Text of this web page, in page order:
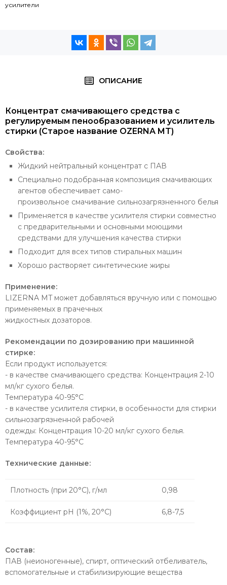
усилители
ОПИСАНИЕ
Концентрат смачивающего средства с
регулируемым пенообразованием и усилитель
стирки (Старое название OZERNA MT)
Свойства:
Жидкий нейтральный концентрат с ПАВ
Специально подобранная композиция смачивающих
агентов обеспечивает само-
произвольное смачивание сильнозагрязненного белья
Применяется в качестве усилителя стирки совместно
с предварительными и основными моющими
средствами для улучшения качества стирки
Подходит для всех типов стиральных машин
Хорошо растворяет синтетические жиры
Применение:
LIZERNA MT может добавляться вручную или с помощью
применяемых в прачечных
жидкостных дозаторов.
Рекомендации по дозированию при машинной
стирке:
Если продукт используется:
- в качестве смачивающего средства: Концентрация 2-10
мл/кг сухого белья.
Температура 40-95°С
- в качестве усилителя стирки, в особенности для стирки
сильнозагрязненной рабочей
одежды: Концентрация 10-20 мл/кг сухого белья.
Температура 40-95°С
Технические данные:
Плотность (при 20°С), г/мл 0,98
Коэффициент pH (1%, 20°С) 6,8-7,5
Состав:
ПАВ (неионогенные), спирт, оптический отбеливатель,
вспомогательные и стабилизирующие вещества